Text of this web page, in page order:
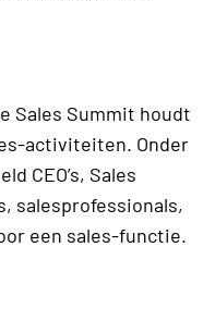
Sales Summit houdt
activiteiten. Onder
CEO’s, Sales
salesprofessionals,
een sales-functie.